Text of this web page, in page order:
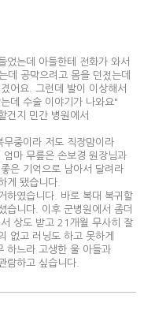
었는데 아들한테 전화가 와서
데 공막으려고 몸을 던젔는데
어요. 그런데 발이 이상해서
데 수술 이야기가 나와요"
건지 민간 병원에서
중이라 저도 직장맘이라
마 무릎은 손보경 원장님과
은 기억으로 남아서 달려라
게 됐습니다.
하였습니다. 바로 복대 복귀할
습니다. 이후 군병원에서 좀더
상도 받고 21개월 무사히 잘
없고 러닝도 하고 못하게
하느라 고생한 울 아들과
람하고 싶습니다.